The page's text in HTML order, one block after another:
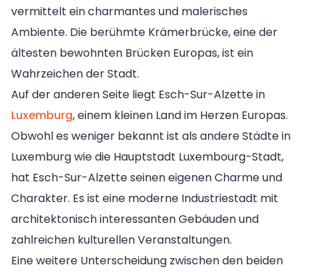
vermittelt ein charmantes und malerisches
Ambiente. Die berühmte Krämerbrücke, eine der
ältesten bewohnten Brücken Europas, ist ein
Wahrzeichen der Stadt.
Auf der anderen Seite liegt Esch-Sur-Alzette in
Luxemburg, einem kleinen Land im Herzen Europas.
Obwohl es weniger bekannt ist als andere Städte in
Luxemburg wie die Hauptstadt Luxembourg-Stadt,
hat Esch-Sur-Alzette seinen eigenen Charme und
Charakter. Es ist eine moderne Industriestadt mit
architektonisch interessanten Gebäuden und
zahlreichen kulturellen Veranstaltungen.
Eine weitere Unterscheidung zwischen den beiden